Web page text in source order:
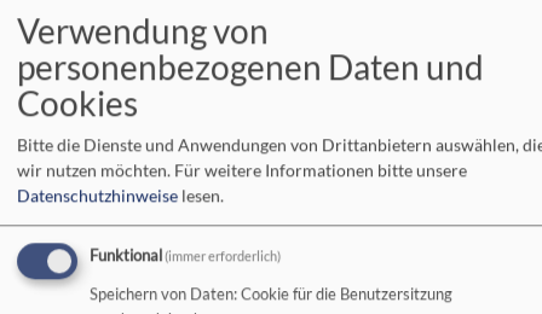
Wochenspruch
Wem viel gegeben ist, bei dem wird man viel suchen; und
wem viel anvertraut ist, von dem wird man umso mehr
fordern.
Lukas 12,48
Nächste Veranstaltungen
Verwendung von
personenbezogenen Daten und
Cookies
Bitte die Dienste und Anwendungen von Drittanbietern auswählen,
wir nutzen möchten. Für weitere Informationen bitte unsere
Datenschutzhinweise lesen.
Funktional (immer erforderlich)
Speichern von Daten: Cookie für die Benutzersitzung